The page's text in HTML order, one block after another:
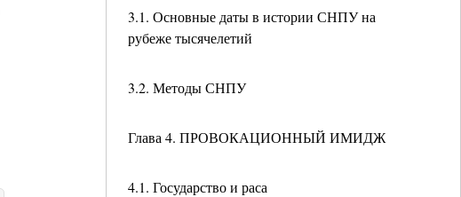
3.1. Основные даты в истории СНПУ на
рубеже тысячелетий
3.2. Методы СНПУ
Глава 4. ПРОВОКАЦИОННЫЙ ИМИДЖ
4.1. Государство и раса